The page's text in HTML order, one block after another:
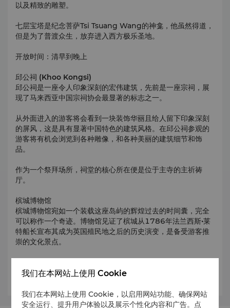
以及精致的雕塑。
七层宝塔是纪念菩萨Tsi Tsuang Wang的神龛，他虽然得道，
但是为了普渡众生，放弃进入西方极乐圣地。
开放时间：清早到晚上
邱公祠 (Khoo Kongsi)
邱公祠是一座令人印象深刻的宏伟建筑，先前是一座宗祠，展
现了马来西亚中国宗祠协会最显著的标志之一。
从外面进入的游客将会看到一块装饰华丽且给人留下印象深刻
的屏风，这是具有显著中国特色的建筑风格。在邱公祠参观的
游客将有机会浏览到各种雕像，和各种美丽的建筑细节和饰
品。
作为一个祭拜场所，祠堂的核心所在便是位于主寺的主祈祷
厅。
槟城博物馆
槟城博物馆宛如一个装载这座岛屿的辉煌过去的时间囊，完全
可以称作一个奇迹。博物馆见证了槟城从1786年法兰西斯•莱
特船长宣布其成为英国殖民地之后的历史演变，是备受游客推
崇的文化景点。
品，令人回忆起英国殖民地的时代。
我们在本网站上使用 Cookie
我们在本网站上使用 Cookie，以启用网站功能、确保网站
安全运行、提升用户体验以及展示个性化内容和广告。点